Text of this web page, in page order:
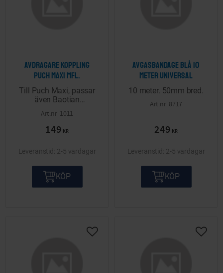
Avdragare koppling
Puch Maxi mfl.
Till Puch Maxi, passar
även Baotian
svänghjul.
1011
149 KR
2-5 vardagar
KÖP
Avgasbandage Blå 10
meter Universal
10 meter. 50mm bred.
8717
249 KR
2-5 vardagar
KÖP
Lägg till i önskelista Lägg